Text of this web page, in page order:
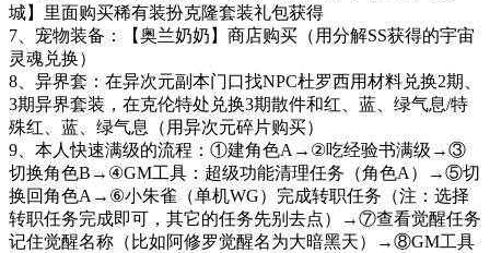
城】里面购买稀有装扮克隆套装礼包获得
7、宠物装备：【奥兰奶奶】商店购买（用分解SS获得的宇宙
灵魂兑换）
8、异界套：在异次元副本门口找NPC杜罗西用材料兑换2期、
3期异界套装，在克伦特处兑换3期散件和红、蓝、绿气息/特
殊红、蓝、绿气息（用异次元碎片购买）
9、本人快速满级的流程：①建角色A→②吃经验书满级→③
切换角色B→④GM工具：超级功能清理任务（角色A）→⑤切
换回角色A→⑥小朱雀（单机WG）完成转职任务（注：选择
转职任务完成即可，其它的任务先别去点）→⑦查看觉醒任务
记住觉醒名称（比如阿修罗觉醒名为大暗黑天）→⑧GM工具